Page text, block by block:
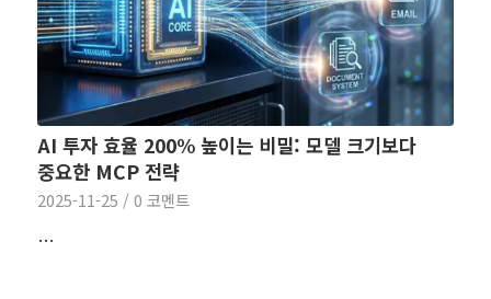
AI 투자 효율 200% 높이는 비밀: 모델 크기보다
중요한 MCP 전략
2025-11-25 / 0 코멘트
…